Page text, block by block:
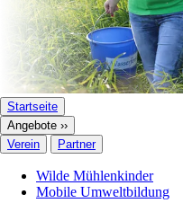
Startseite
Angebote ››
Verein
Partner
Wilde Mühlenkinder
Mobile Umweltbildung